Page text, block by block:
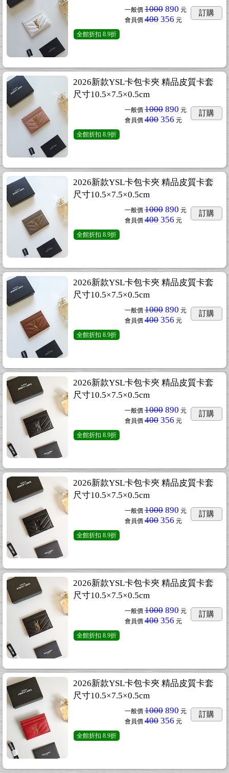
一般價 1000 890 元
會員價 400 356 元
訂購
全館折扣 8.9折
2026新款YSL卡包卡夾 精品皮質卡套
尺寸10.5×7.5×0.5cm
一般價 1000 890 元
會員價 400 356 元
訂購
全館折扣 8.9折
2026新款YSL卡包卡夾 精品皮質卡套
尺寸10.5×7.5×0.5cm
一般價 1000 890 元
會員價 400 356 元
訂購
全館折扣 8.9折
2026新款YSL卡包卡夾 精品皮質卡套
尺寸10.5×7.5×0.5cm
一般價 1000 890 元
會員價 400 356 元
訂購
全館折扣 8.9折
2026新款YSL卡包卡夾 精品皮質卡套
尺寸10.5×7.5×0.5cm
一般價 1000 890 元
會員價 400 356 元
訂購
全館折扣 8.9折
2026新款YSL卡包卡夾 精品皮質卡套
尺寸10.5×7.5×0.5cm
一般價 1000 890 元
會員價 400 356 元
訂購
全館折扣 8.9折
2026新款YSL卡包卡夾 精品皮質卡套
尺寸10.5×7.5×0.5cm
一般價 1000 890 元
會員價 400 356 元
訂購
全館折扣 8.9折
2026新款YSL卡包卡夾 精品皮質卡套
尺寸10.5×7.5×0.5cm
一般價 1000 890 元
會員價 400 356 元
訂購
全館折扣 8.9折